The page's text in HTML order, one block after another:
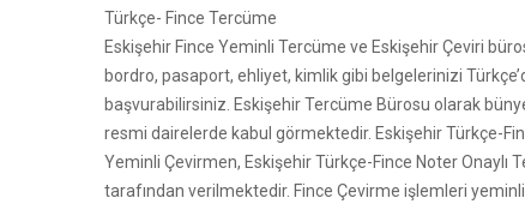
Türkçe- Fince Tercüme
Eskişehir Fince Yeminli Tercüme ve Eskişehir Çeviri
bordro, pasaport, ehliyet, kimlik gibi belgelerinizi
başvurabilirsiniz. Eskişehir Tercüme Bürosu olarak
resmi dairelerde kabul görmektedir. Eskişehir Türkçe-
Yeminli Çevirmen, Eskişehir Türkçe-Fince Noter
tarafından verilmektedir. Fince Çevirme işlemleri